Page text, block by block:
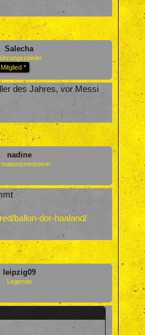
Salecha
*
des Jahres, vor Messi
nadine
ballon-dor-haaland/
leipzig09
Legende